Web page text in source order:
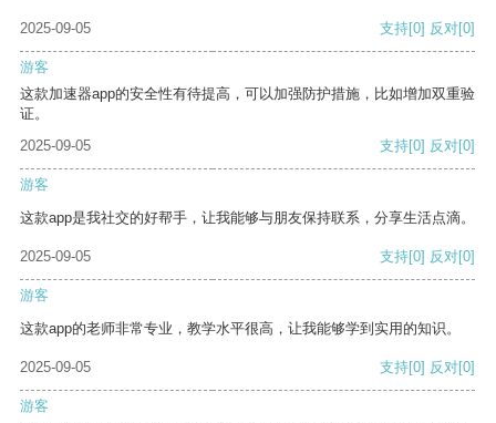
2025-09-05 支持[0] 反对[0]
游客
这款加速器app的安全性有待提高，可以加强防护措施，比如增加双重验
证。
2025-09-05
支持[0] 反对[0]
游客
这款app是我社交的好帮手，让我能够与朋友保持联系，分享生活点滴。
2025-09-05 支持[0] 反对[0]
游客
这款app的老师非常专业，教学水平很高，让我能够学到实用的知识。
2025-09-05 支持[0] 反对[0]
游客